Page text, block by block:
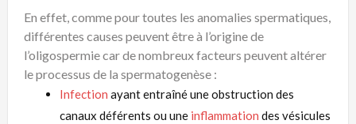
En effet, comme pour toutes les anomalies spermatiques,
différentes causes peuvent être à l’origine de
l’oligospermie car de nombreux facteurs peuvent altérer
le processus de la spermatogenèse :
Infection ayant entraîné une obstruction des
canaux déférents ou une inflammation des vésicules